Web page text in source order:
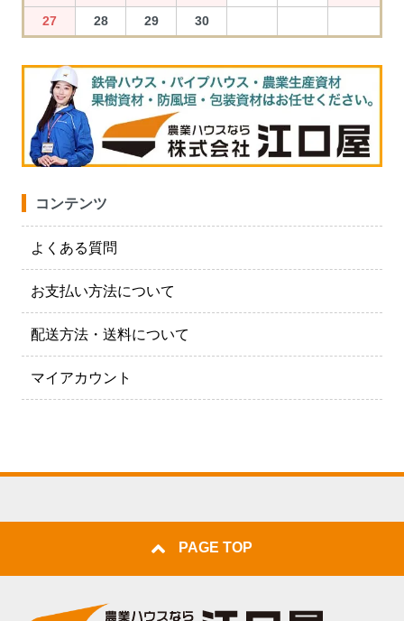
27
28 29 30
コンテンツ
よくある質問
お支払い方法について
配送方法・送料について
マイアカウント
PAGE TOP